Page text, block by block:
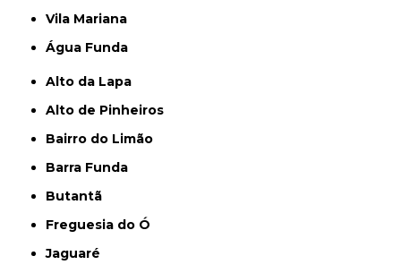
Vila Mariana
Água Funda
Alto da Lapa
Alto de Pinheiros
Bairro do Limão
Barra Funda
Butantã
Freguesia do Ó
Jaguaré